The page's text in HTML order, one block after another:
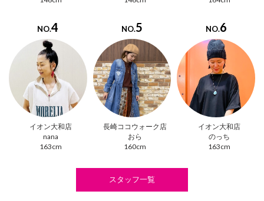
NO.4
イオン大和店
nana
163cm
NO.5
長崎ココウォーク店
おら
160cm
NO.6
イオン大和店
のっち
163cm
スタッフ一覧